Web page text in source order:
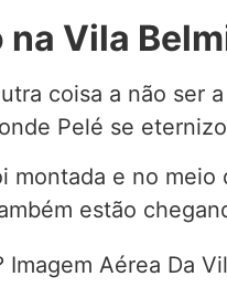
Vila
coisa a não ser
Pelé se
montada e no
estão
Imagem Aérea Da